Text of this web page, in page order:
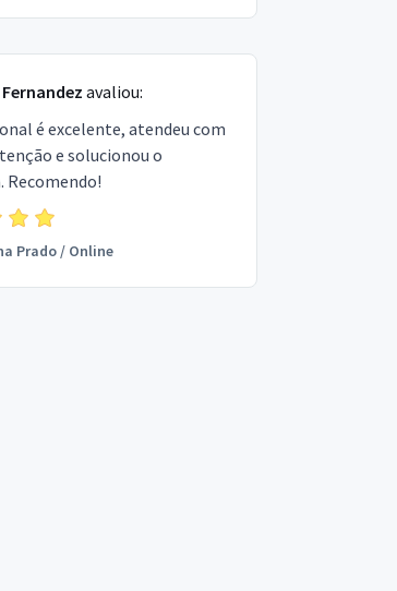
avaliou:
é excelente, atendeu com
e solucionou o
Recomendo!
Prado/ Online